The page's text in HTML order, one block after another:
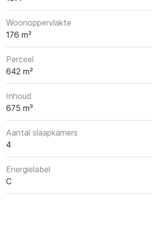
Woonoppervlakte
176 m²
Perceel
642 m²
Inhoud
675 m³
Aantal slaapkamers
4
Energielabel
C